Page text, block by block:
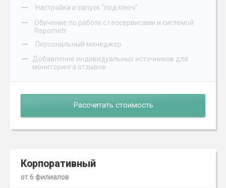
– Настройка и запуск "под ключ"
–
Обучение по работе с геосервисами и системой
Repometr
– Персональный менеджер
–
Добавление индивидуальных источников для
мониторинга отзывов
Рассчитать стоимость
Корпоративный
от 6 филиалов